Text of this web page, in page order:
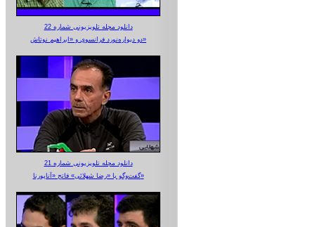
دانلود مجله تلویزیونی شماره 22
دو دیواره‌نورد فرانسوی و «ابراهیم نوتاش»
دانلود مجله تلویزیونی شماره 21
گفت‌وگو با «رضا شهلائی» فاتح «آناپورنا»